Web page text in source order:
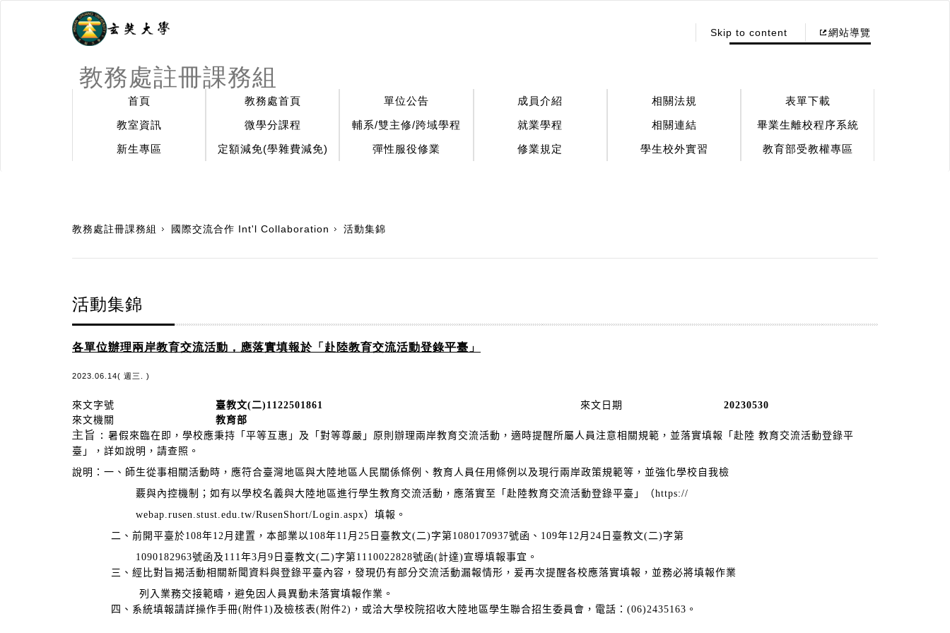
教務處註冊課務組
Skip to content 網站導覽
首頁 教務處首頁 單位公告 成員介紹 相關法規
表單下載
教室資訊
微學分課程 輔系/雙主修/跨域學程 就業學程 相關連結
畢業生離校程序系統
新生專區
定額減免(學雜費減免) 彈性服役修業 修業規定 學生校外實習 教育部受教權專區
教務處註冊課務組 國際交流合作 Int'l Collaboration 活動集錦
活動集錦
各單位辦理兩岸教育交流活動，應落實填報於「赴陸教育交流活動登錄平臺」
2023.06.14( 週三. )
來文字號 臺教文(二)1122501861 來文日期
20230530
來文機關
教育部
主旨： 暑假來臨在即，學校應秉持「平等互惠」及「對等尊嚴」原則辦理兩岸教育交流活動，適時提醒所屬人員注意相關規範，並落實填報「赴陸 教育交流活動登錄平
臺」，詳如說明，請查照。
說明： 一、師生從事相關活動時，應符合臺灣地區與大陸地區人民關係條例、教育人員任用條例以及現行兩岸政策規範等，並強化學校自我檢
覈與內控機制；如有以學校名義與大陸地區進行學生教育交流活動，應落實至「赴陸教育交流活動登錄平臺」（https://
webap.rusen.stust.edu.tw/RusenShort/Login.aspx）填報。
二、前開平臺於108年12月建置，本部業以108年11月25日臺教文(二)字第1080170937號函、109年12月24日臺教文(二)字第
1090182963號函及111年3月9日臺教文(二)字第1110022828號函(計達)宣導填報事宜。
三、經比對旨揭活動相關新聞資料與登錄平臺內容，發現仍有部分交流活動漏報情形，爰再次提醒各校應落實填報，並務必將填報作業
列入業務交接範疇，避免因人員異動未落實填報作業。
四、系統填報請詳操作手冊(附件1)及檢核表(附件2)，或洽大學校院招收大陸地區學生聯合招生委員會，電話：(06)2435163。